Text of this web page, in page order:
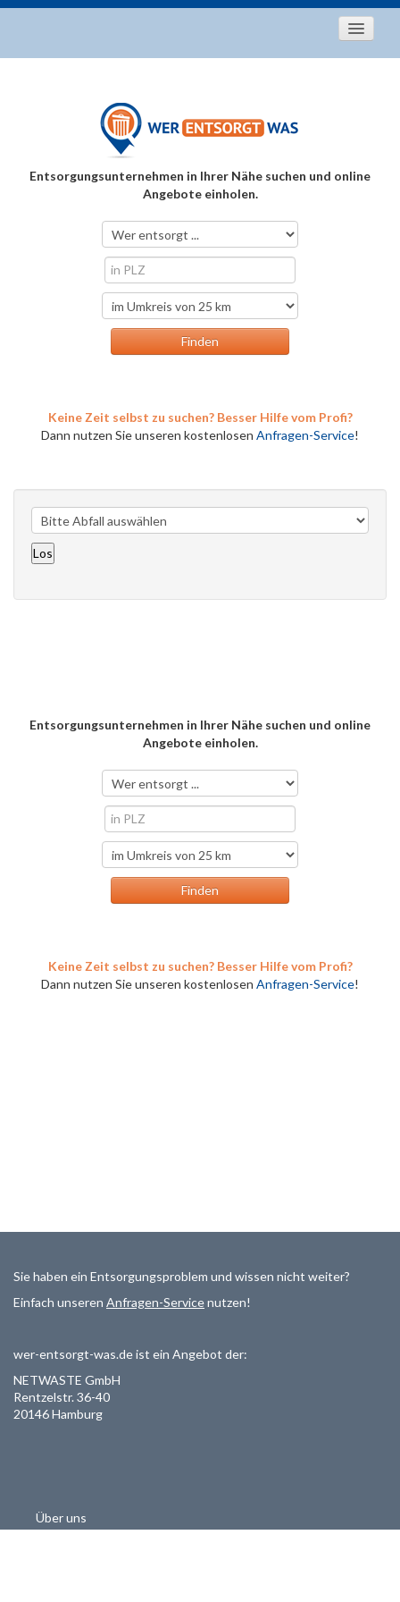
Entsorgungstipps
Über uns
Entsorgungsunternehmen in Ihrer Nähe suchen und online
Angebote einholen.
Keine Zeit selbst zu suchen? Besser Hilfe vom Profi?
Dann nutzen Sie unseren kostenlosen Anfragen-Service!
Entsorgungsunternehmen in Ihrer Nähe suchen und online
Angebote einholen.
Keine Zeit selbst zu suchen? Besser Hilfe vom Profi?
Dann nutzen Sie unseren kostenlosen Anfragen-Service!
Sie haben ein Entsorgungsproblem und wissen nicht weiter?
Einfach unseren Anfragen-Servicenutzen!
wer-entsorgt-was.de ist ein Angebot der:
NETWASTE GmbH
Rentzelstr. 36-40
20146 Hamburg
Über uns